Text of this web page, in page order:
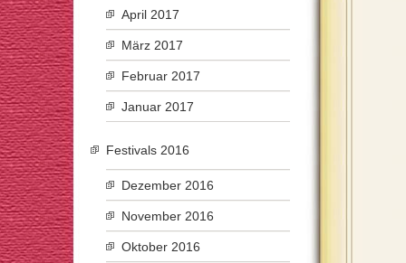
April 2017
März 2017
Februar 2017
Januar 2017
Festivals 2016
Dezember 2016
November 2016
Oktober 2016